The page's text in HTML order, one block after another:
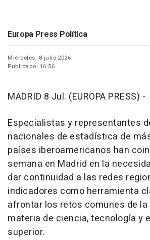
Europa Press Política
Miércoles, 8 julio 2026
Publicado: 16:56
MADRID 8 Jul. (EUROPA PRESS) -
Especialistas y representantes
nacionales de estadística de
países iberoamericanos han
semana en Madrid en la
dar continuidad a las redes
indicadores como herramienta
afrontar los retos comunes de la
materia de ciencia, tecnología y
superior.